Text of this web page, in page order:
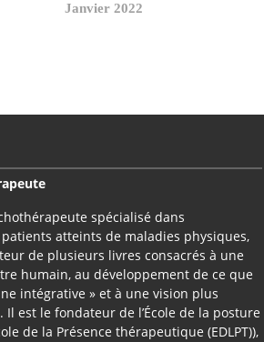
Janvier 2022
spécialisé dans
patients atteints de maladies physiques,
de plusieurs livres consacrés à une
humain, au développement de ce que
intégrative » et à une vision plus
est le fondateur de l’École de la posture
de la Présence thérapeutique (EDLPT)),